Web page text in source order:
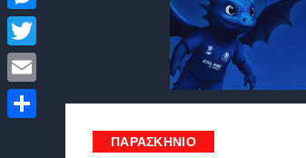
ΠΑΡΑΣΚΉΝΙΟ
Messenger
Twitter
Email